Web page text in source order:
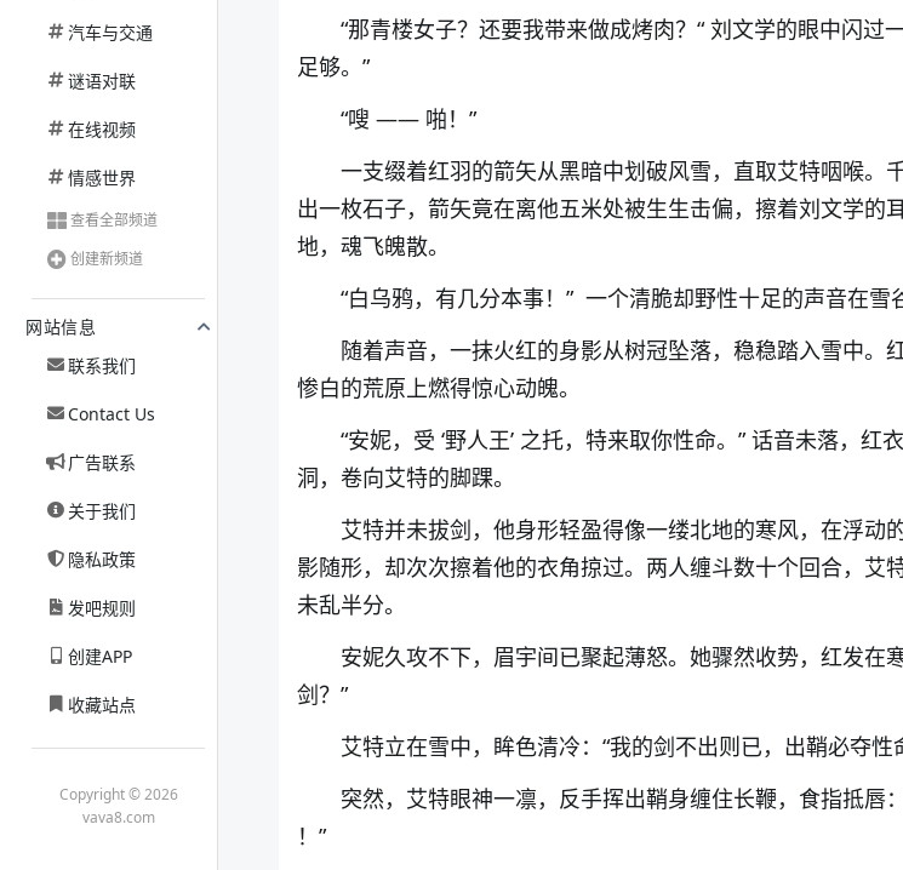
汽车与交通
谜语对联
在线视频
情感世界
查看全部频道
创建新频道
网站信息
联系我们
Contact Us
广告联系
关于我们
隐私政策
发吧规则
创建APP
收藏站点
Copyright © 2026
vava8.com
“那青楼女子？还要我带来做成烤肉？“刘文学的眼中闪过
足够。”
“嗖 —— 啪！ ”
一支缀着红羽的箭矢从黑暗中划破风雪，直取艾特咽喉。
出一枚石子，箭矢竟在离他五米处被生生击偏，擦着刘文学的
地，魂飞魄散。
“白乌鸦，有几分本事！ ” 一个清脆却野性十足的声音在雪
随着声音，一抹火红的身影从树冠坠落，稳稳踏入雪中。
惨白的荒原上燃得惊心动魄。
“安妮， 受 ‘野人王’ 之托，特来取你性命。 ” 话音未落，红
洞，卷向艾特的脚踝。
艾特并未拔剑，他身形轻盈得像一缕北地的寒风，在浮动
影随形，却次次擦着他的衣角掠过。 两人缠斗数十个回合，艾
未乱半分。
安妮久攻不下，眉宇间已聚起薄怒。她骤然收势，红发在
剑？”
艾特立在雪中，眸色清冷：“我的剑不出则已，出鞘必夺性
突然，艾特眼神一凛，反手挥出鞘身缠住长鞭，食指抵唇：
！ ”